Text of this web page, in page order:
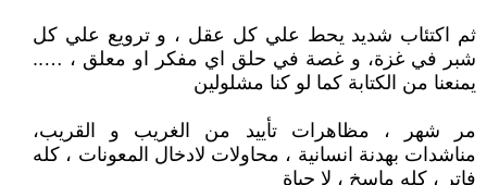
ثم اكتئاب شديد يحط علي كل عقل ، و ترويع علي كل
شبر في غزة، و غصة في حلق اي مفكر او معلق ، …..
يمنعنا من الكتابة كما لو كنا مشلولين
مر شهر ، مظاهرات تأييد من الغريب و القريب،
مناشدات بهدنة انسانية ، محاولات لادخال المعونات ، كله
فاتر ، كله ماسخ ، لا حياة